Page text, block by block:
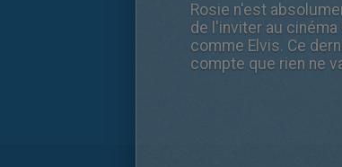
Rosie n'est
de l'inviter au
comme Elvis. Ce
compte que rien ne